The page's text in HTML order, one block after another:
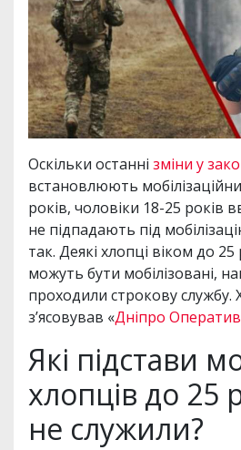
Оскільки останні зміни у
встановлюють
років, чоловіки 18-25
не підпадають під
так. Деякі хлопці віком до
можуть бути мобілізовані,
проходили строкову службу.
з’ясовував «Дніпро
Які підстави
хлопців до 25
не служили?